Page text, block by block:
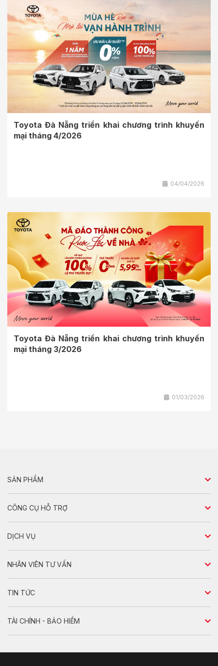
Toyota Đà Nẵng triển khai chương trình khuyến
mại tháng 4/2026
04/04/2026
Toyota Đà Nẵng triển khai chương trình khuyến
mại tháng 3/2026
01/03/2026
SẢN PHẨM
Sedan
Hatchback
Đa dụng
CÔNG CỤ HỖ TRỢ
So sánh xe
DỊCH VỤ
Chính sách bảo hành
Dịch vụ bảo dưỡng
Dịch vụ sửa chữa
NHÂN VIÊN TƯ VẤN
Tư vấn sản phẩm
Tư vấn dịch vụ
TIN TỨC
Tin nổi bật
Sản phẩm
TÀI CHÍNH - BẢO HIỂM